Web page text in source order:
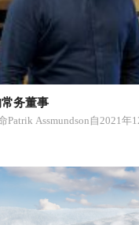
务董事
Patrik Assmundson自2021年
了解。他作为首席执行官带